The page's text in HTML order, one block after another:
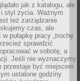
jak z katalogu, ale
i styl życia. Ważnym
też zarządzanie
czas, ale
pułapkę pracy „trochę
sprawdzić
w sobotę, a
Jeśli nie wyznaczymy
przestaje być miejscem
ustalone godziny